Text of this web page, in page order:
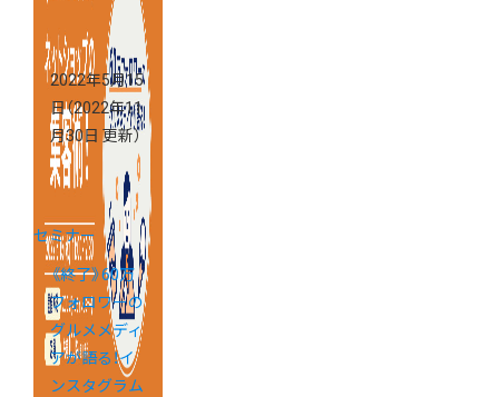
2022年5月15
日（2022年11
月30日 更新）
セミナー
《終了》60万
フォロワーの
グルメメディ
アが語る！イ
ンスタグラム